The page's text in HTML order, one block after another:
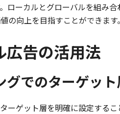
ローカルとグローバルを組み
の向上を目指すことができます。
広告の活用法
グでのターゲッ
ーゲット層を明確に設定する